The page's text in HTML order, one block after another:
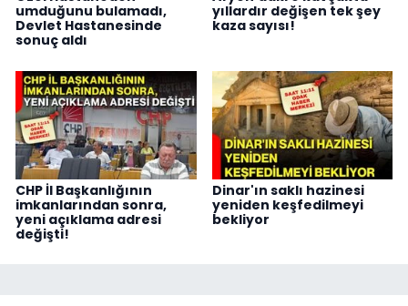
umduğunu bulamadı,
Devlet Hastanesinde
sonuç aldı
yıllardır değişen tek şey
kaza sayısı!
CHP İl Başkanlığının
imkanlarından sonra,
yeni açıklama adresi
değişti!
Dinar'ın saklı hazinesi
yeniden keşfedilmeyi
bekliyor